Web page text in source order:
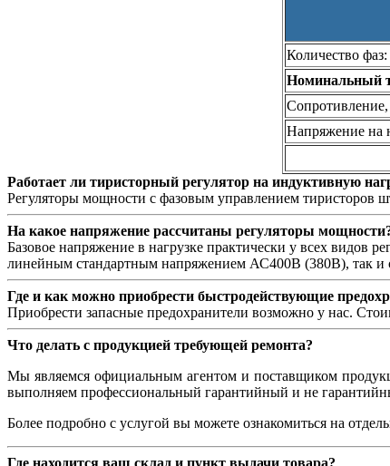
Количество фаз:
Номинальный
Сопротивление,
Напряжение на
Работает ли тиристорный регулятор на индуктивную
Регуляторы мощности с фазовым управлением тиристоров
На какое напряжение рассчитаны регуляторы
Базовое напряжение в нагрузке практически у всех видов
линейным стандартным напряжением АС400В (380В), так
Где и как можно приобрести быстродействующие
Приобрести запасные предохранители возможно у нас.
Что делать с продукцией требующей ремонта?
Мы являемся официальным агентом и поставщиком
выполняем профессиональный гарантийный и не
Более подробно с услугой вы можете ознакомиться на
Где находится ваш склад и пункт выдачи товара?